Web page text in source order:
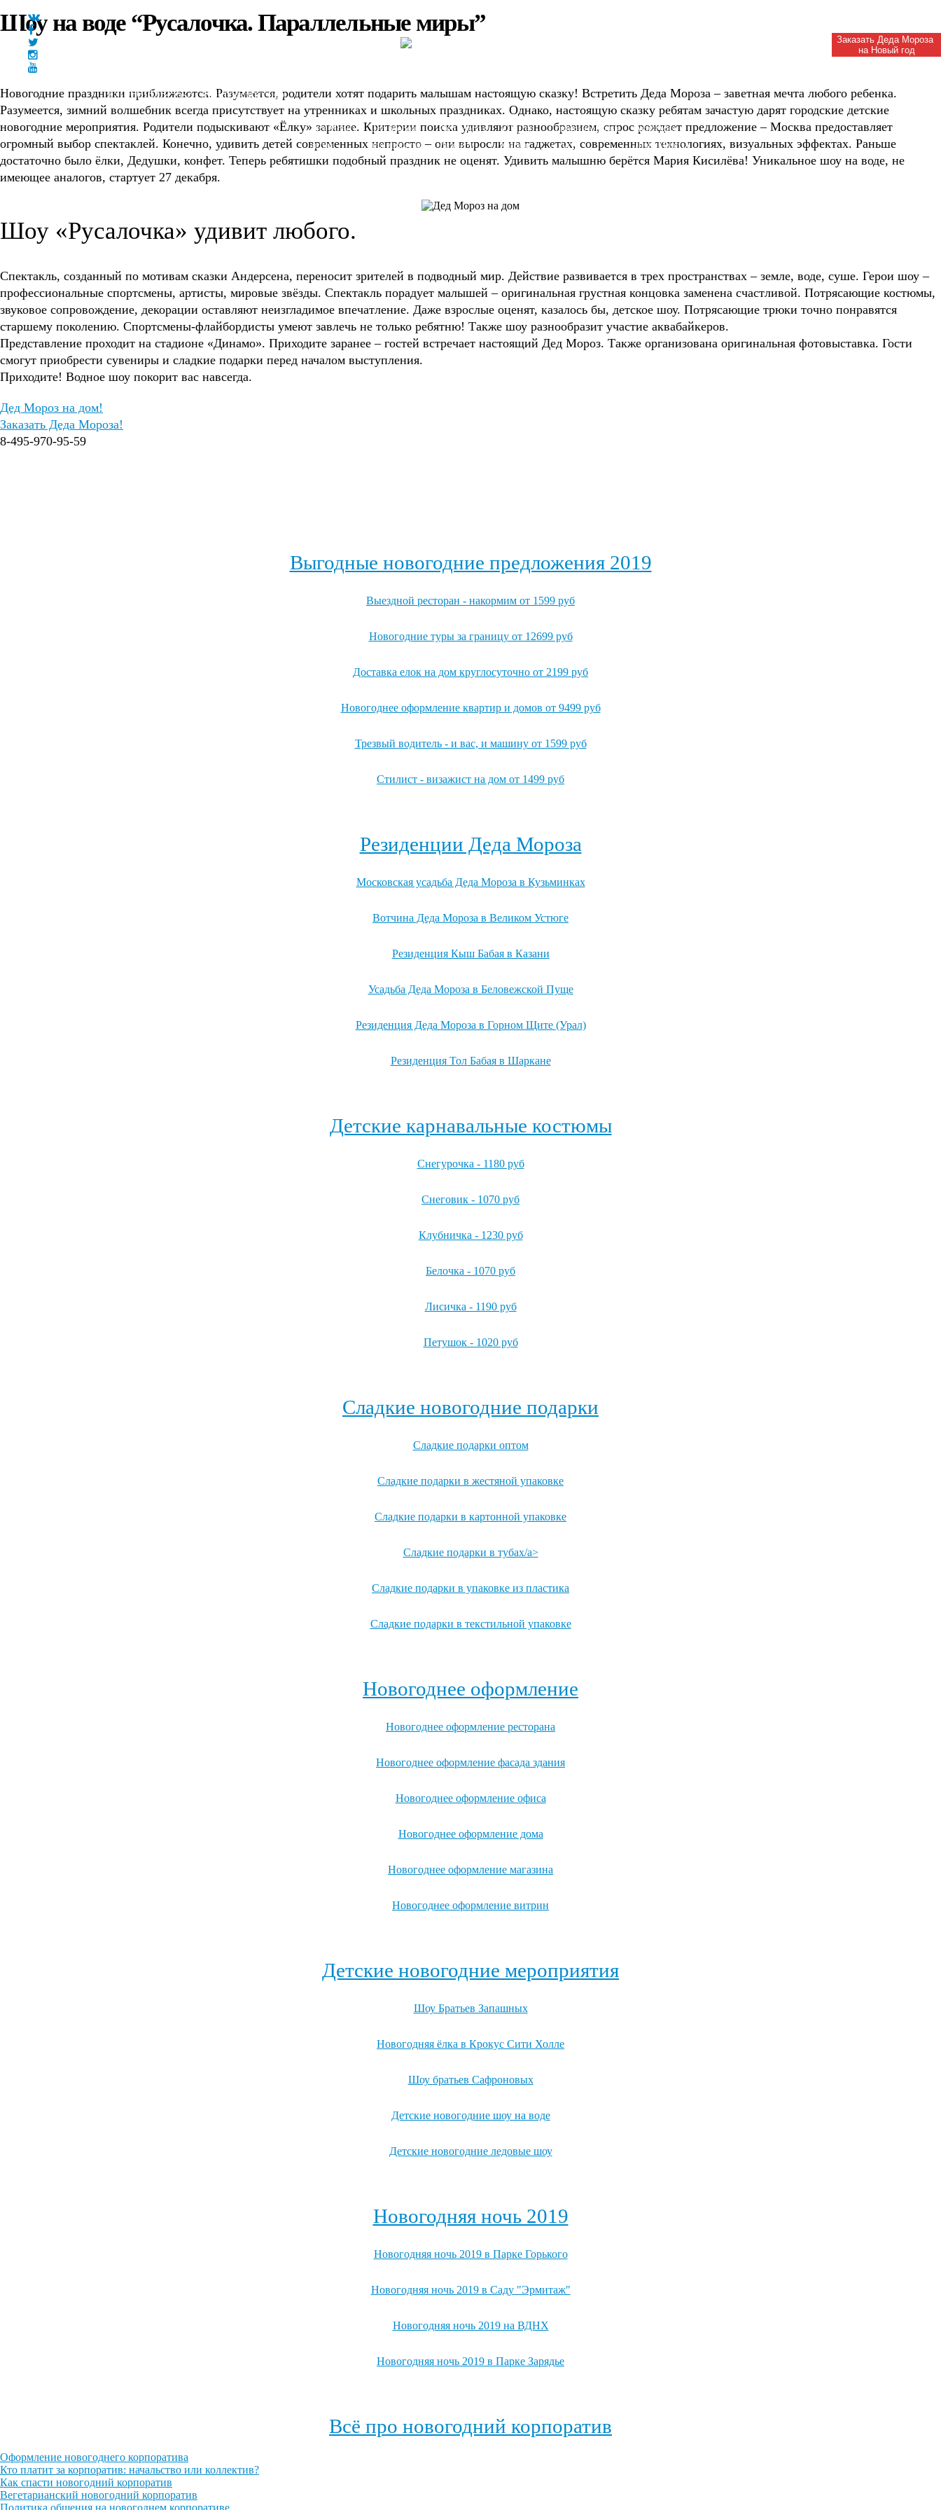
+7(966)335-55-37Круглосуточно
Заказать Деда Мороза
на Новый год
Главная
Дед Мороз
детям
Дед Мороз
для взрослых
Дед Мороз
бизнесу
VIP Дед
Мороз
Дополнительные
услуги
Академия
Деда Мороза
Шоу на воде “Русалочка. Параллельные миры”
Новогодние праздники приближаются. Разумеется, родители хотят подарить малышам настоящую сказку! Встретить Деда Мороза – заветная мечта любого ребенка.
Разумеется, зимний волшебник всегда присутствует на утренниках и школьных праздниках. Однако, настоящую сказку ребятам зачастую дарят городские детские
новогодние мероприятия. Родители подыскивают «Ёлку» заранее. Критерии поиска удивляют разнообразием, спрос рождает предложение – Москва предоставляет
огромный выбор спектаклей. Конечно, удивить детей современных непросто – они выросли на гаджетах, современных технологиях, визуальных эффектах. Раньше
достаточно было ёлки, Дедушки, конфет. Теперь ребятишки подобный праздник не оценят. Удивить малышню берётся Мария Кисилёва! Уникальное шоу на воде, не
имеющее аналогов, стартует 27 декабря.
Шоу «Русалочка» удивит любого.
Спектакль, созданный по мотивам сказки Андерсена, переносит зрителей в подводный мир. Действие развивается в трех пространствах – земле, воде, суше. Герои шоу –
профессиональные спортсмены, артисты, мировые звёзды. Спектакль порадует малышей – оригинальная грустная концовка заменена счастливой. Потрясающие костюмы,
звуковое сопровождение, декорации оставляют неизгладимое впечатление. Даже взрослые оценят, казалось бы, детское шоу. Потрясающие трюки точно понравятся
старшему поколению. Спортсмены-флайбордисты умеют завлечь не только ребятню! Также шоу разнообразит участие аквабайкеров.
Представление проходит на стадионе «Динамо». Приходите заранее – гостей встречает настоящий Дед Мороз. Также организована оригинальная фотовыставка. Гости
смогут приобрести сувениры и сладкие подарки перед началом выступления.
Приходите! Водное шоу покорит вас навсегда.
Дед Мороз на дом!
Заказать Деда Мороза!
8-495-970-95-59
Выгодные новогодние предложения 2019
Выездной ресторан - накормим от 1599 руб
Новогодние туры за границу от 12699 руб
Доставка елок на дом круглосуточно от 2199 руб
Новогоднее оформление квартир и домов от 9499 руб
Трезвый водитель - и вас, и машину от 1599 руб
Стилист - визажист на дом от 1499 руб
Резиденции Деда Мороза
Московская усадьба Деда Мороза в Кузьминках
Вотчина Деда Мороза в Великом Устюге
Резиденция Кыш Бабая в Казани
Усадьба Деда Мороза в Беловежской Пуще
Резиденция Деда Мороза в Горном Щите (Урал)
Резиденция Тол Бабая в Шаркане
Детские карнавальные костюмы
Снегурочка - 1180 руб
Снеговик - 1070 руб
Клубничка - 1230 руб
Белочка - 1070 руб
Лисичка - 1190 руб
Петушок - 1020 руб
Сладкие новогодние подарки
Сладкие подарки оптом
Сладкие подарки в жестяной упаковке
Сладкие подарки в картонной упаковке
Сладкие подарки в тубах/a>
Сладкие подарки в упаковке из пластика
Сладкие подарки в текстильной упаковке
Новогоднее оформление
Новогоднее оформление ресторана
Новогоднее оформление фасада здания
Новогоднее оформление офиса
Новогоднее оформление дома
Новогоднее оформление магазина
Новогоднее оформление витрин
Детские новогодние мероприятия
Шоу Братьев Запашных
Новогодняя ёлка в Крокус Сити Холле
Шоу братьев Сафроновых
Детские новогодние шоу на воде
Детские новогодние ледовые шоу
Новогодняя ночь 2019
Новогодняя ночь 2019 в Парке Горького
Новогодняя ночь 2019 в Саду "Эрмитаж"
Новогодняя ночь 2019 на ВДНХ
Новогодняя ночь 2019 в Парке Зарядье
Всё про новогодний корпоратив
Оформление новогоднего корпоратива
Кто платит за корпоратив: начальство или коллектив?
Как спасти новогодний корпоратив
Вегетарианский новогодний корпоратив
Политика общения на новогоднем корпоративе